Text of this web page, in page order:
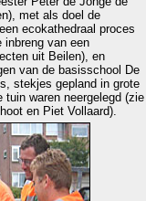
met als doel de
ecokathedraal proces
inbreng van een
uit Beilen), en
van de basisschool De
stekjes gepland in grote
waren neergelegd (zie
en Piet Vollaard).